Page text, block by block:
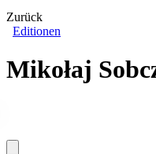
Zurück
Editionen
Mikołaj